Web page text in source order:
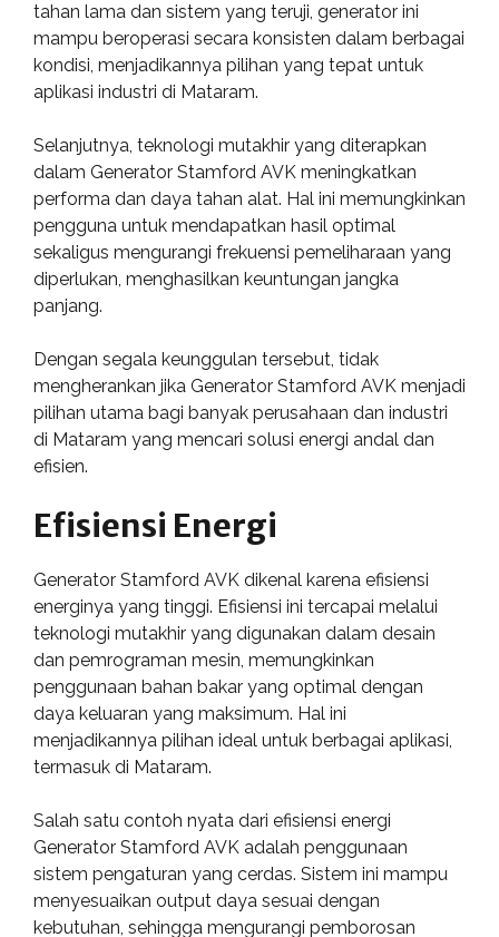
tahan lama dan sistem yang teruji, generator ini
mampu beroperasi secara konsisten dalam berbagai
kondisi, menjadikannya pilihan yang tepat untuk
aplikasi industri di Mataram.
Selanjutnya, teknologi mutakhir yang diterapkan
dalam Generator Stamford AVK meningkatkan
performa dan daya tahan alat. Hal ini memungkinkan
pengguna untuk mendapatkan hasil optimal
sekaligus mengurangi frekuensi pemeliharaan yang
diperlukan, menghasilkan keuntungan jangka
panjang.
Dengan segala keunggulan tersebut, tidak
mengherankan jika Generator Stamford AVK menjadi
pilihan utama bagi banyak perusahaan dan industri
di Mataram yang mencari solusi energi andal dan
efisien.
Efisiensi Energi
Generator Stamford AVK dikenal karena efisiensi
energinya yang tinggi. Efisiensi ini tercapai melalui
teknologi mutakhir yang digunakan dalam desain
dan pemrograman mesin, memungkinkan
penggunaan bahan bakar yang optimal dengan
daya keluaran yang maksimum. Hal ini
menjadikannya pilihan ideal untuk berbagai aplikasi,
termasuk di Mataram.
Salah satu contoh nyata dari efisiensi energi
Generator Stamford AVK adalah penggunaan
sistem pengaturan yang cerdas. Sistem ini mampu
menyesuaikan output daya sesuai dengan
kebutuhan, sehingga mengurangi pemborosan